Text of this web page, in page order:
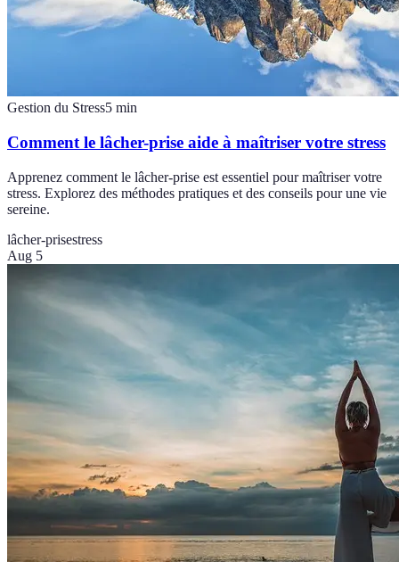
Gestion du Stress5 min
Comment le lâcher-prise aide à maîtriser votre stress
Apprenez comment le lâcher-prise est essentiel pour maîtriser votre
stress. Explorez des méthodes pratiques et des conseils pour une vie
sereine.
lâcher-prisestress
Aug 5